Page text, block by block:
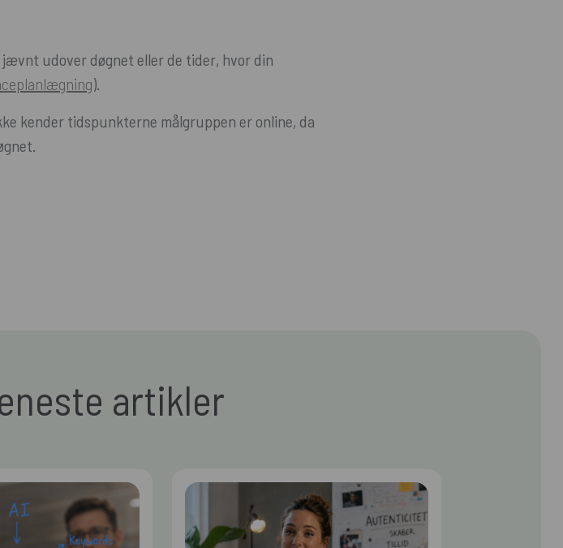
udover døgnet eller de tider, hvor din
).
kender tidspunkterne målgruppen er online, da
artikler